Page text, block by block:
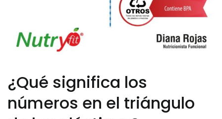
¿Qué significa los
números en el triángulo